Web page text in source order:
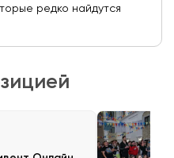
редко найдутся